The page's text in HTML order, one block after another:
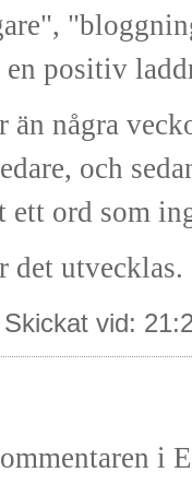
positiv
några
och
ett ord som
det utvecklas.
vid:
i